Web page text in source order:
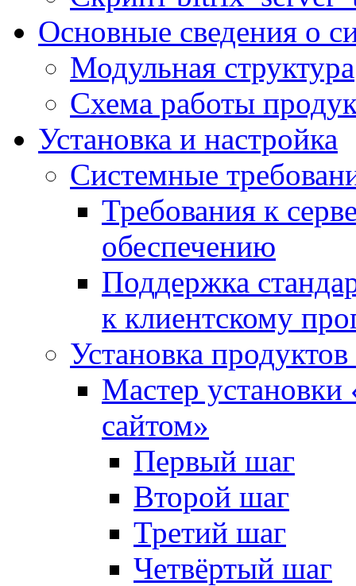
Основные сведения о
Модульная структура
Схема работы
Установка и настройка
Системные
Требования к
обеспечению
Поддержка
к клиентскому
Установка
Мастер
сайтом»
Первый шаг
Второй шаг
Третий шаг
Четвёртый шаг